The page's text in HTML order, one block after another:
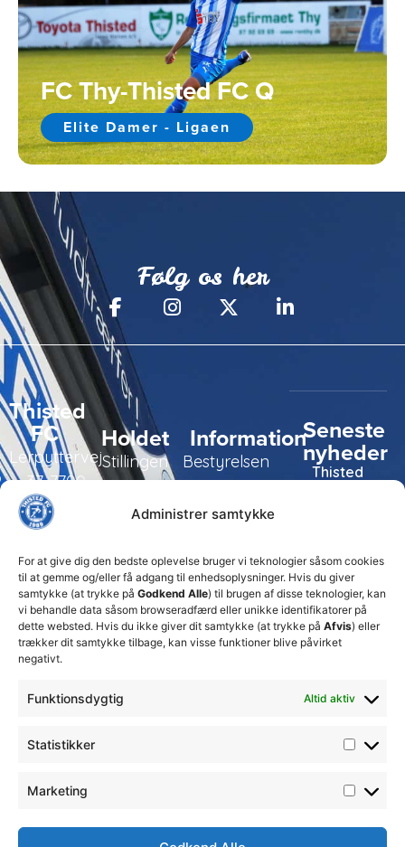
Administrer samtykke
For at give dig den bedste oplevelse bruger vi teknologier såsom cookies
til at gemme og/eller få adgang til enhedsoplysninger. Hvis du giver
samtykke (at trykke på Godkend Alle) til brugen af disse teknologier, kan
vi behandle data såsom browseradfærd eller unikke identifikatorer på
dette websted. Hvis du ikke giver dit samtykke (at trykke på Afvis) eller
trækker dit samtykke tilbage, kan visse funktioner blive påvirket
negativt.
Funktionsdygtig Altid aktiv
Statistikker
Marketing
FC Thy-Thisted FC Q
Elite Damer - Ligaen
Følg os her
Thisted
FC
Lerpyttervej
37, 7700
Thisted
99 19
19
Holdet
Stillingen
Trænerteamet
Information
Bestyrelsen
ledelse
Erhverv
Club 500
Seneste
nyheder
Thisted
for at
sikre
klubbens
fremtid
15. juli 2026
𝘀𝗽𝗶𝗹𝗹𝗲𝗿
17. april 2026
Velkommen
til Emilie
7. februar